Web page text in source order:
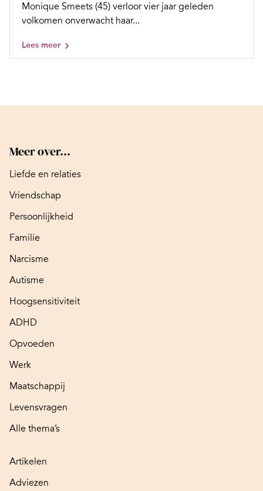
Monique Smeets (45) verloor vier jaar geleden
volkomen onverwacht haar...
Lees meer
Meer over...
Liefde en relaties
Vriendschap
Persoonlijkheid
Familie
Narcisme
Autisme
Hoogsensitiviteit
ADHD
Opvoeden
Werk
Maatschappij
Levensvragen
Alle thema’s
Artikelen
Adviezen